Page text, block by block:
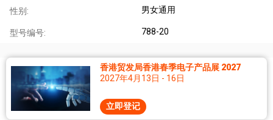
性别: 男女通用
型号编号: 788-20
香港贸发局香港春季电子产品展 2027
2027年4月13日 - 16日
立即登记